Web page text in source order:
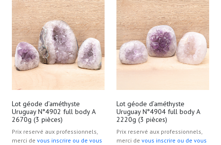
Lot géode d’améthyste
Uruguay N°4902 full body A
2670g (3 pièces)
Prix reservé aux professionnels,
merci de vous inscrire ou de vous
Lot géode d’améthyste
Uruguay N°4904 full body A
2220g (3 pièces)
Prix reservé aux professionnels,
merci de vous inscrire ou de vous